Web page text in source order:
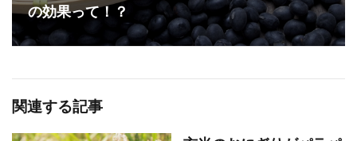
の効果って！？
関連する記事